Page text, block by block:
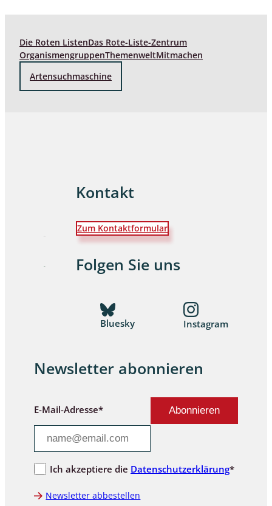
Die Roten ListenDas Rote-Liste-Zentrum
OrganismengruppenThemenweltMitmachen
Artensuchmaschine
Kontakt
Zum Kontaktformular
Folgen Sie uns
Bluesky Instagram
Newsletter abonnieren
E-Mail-Adresse*
Ich akzeptiere die Datenschutzerklärung*
Newsletter abbestellen